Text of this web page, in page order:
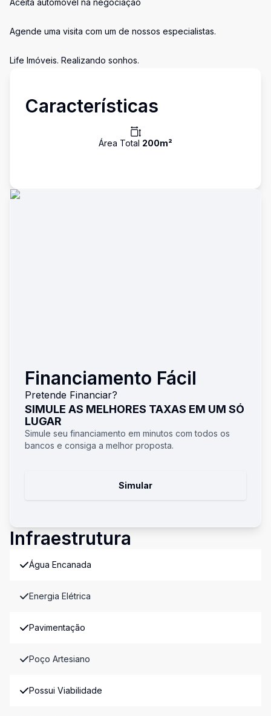
Aceita automóvel na negociação
Agende uma visita com um de nossos especialistas.
Life Imóveis. Realizando sonhos.
Características
Área Total 200m²
Financiamento Fácil
Pretende Financiar?
SIMULE AS MELHORES TAXAS EM UM SÓ
LUGAR
Simule seu financiamento em minutos com todos os
bancos e consiga a melhor proposta.
Simular
Infraestrutura
Água Encanada
Energia Elétrica
Pavimentação
Poço Artesiano
Possui Viabilidade